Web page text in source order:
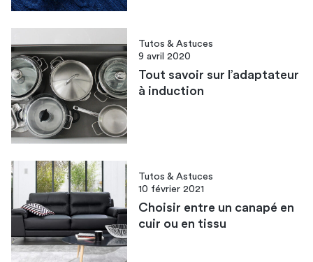
Tutos & Astuces
9 avril 2020
Tout savoir sur l’adaptateur
à induction
Tutos & Astuces
10 février 2021
Choisir entre un canapé en
cuir ou en tissu